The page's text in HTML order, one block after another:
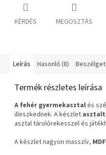
KÉRDÉS MEGOSZTÁS
Leírás Hasonló (8)
Termék részletes leírása
A fehér gyermekasztalés
illeszkednek. A készlet
asztal tárolórekesszel és
A készlet nagyon masszív, MDF